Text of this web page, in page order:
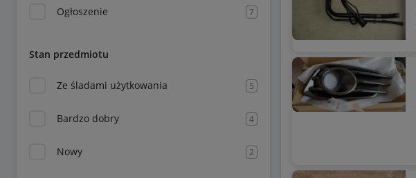
Ogłoszenie 7
Stan przedmiotu
Ze śladami użytkowania 5
Bardzo dobry 4
Nowy 2